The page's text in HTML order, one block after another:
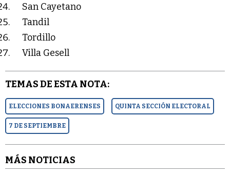
San Cayetano
Tandil
Tordillo
Villa Gesell
TEMAS DE ESTA NOTA:
ELECCIONES BONAERENSES QUINTA SECCIÓN ELECTORAL
7 DE SEPTIEMBRE
MÁS NOTICIAS